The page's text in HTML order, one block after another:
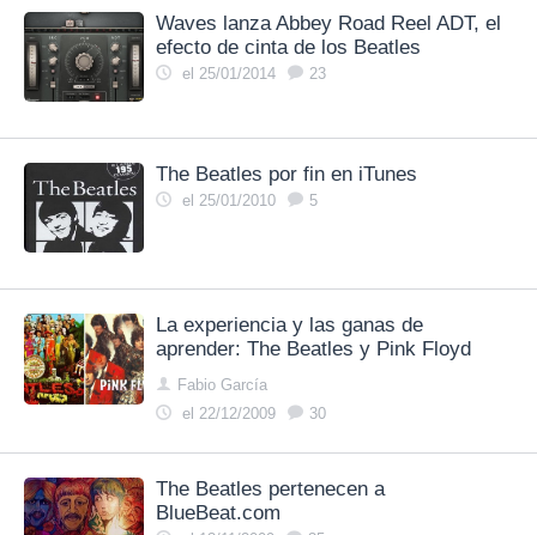
Waves lanza Abbey Road Reel ADT, el
efecto de cinta de los Beatles
el 25/01/2014 23
The Beatles por fin en iTunes
el 25/01/2010 5
La experiencia y las ganas de
aprender: The Beatles y Pink Floyd
Fabio García
el 22/12/2009
30
The Beatles pertenecen a
BlueBeat.com